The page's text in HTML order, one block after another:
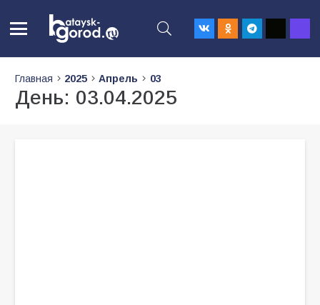
Главная 2025 Апрель 03
День: 03.04.2025